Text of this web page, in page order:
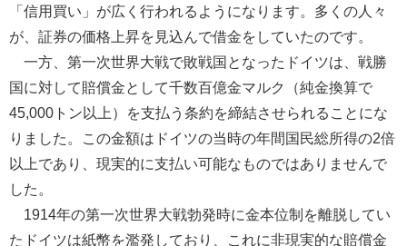
「信用買い」が広く行われるようになります。多くの人々
が、証券の価格上昇を見込んで借金をしていたのです。
一方、第一次世界大戦で敗戦国となったドイツは、戦勝
国に対して賠償金として千数百億金マルク（純金換算で
45,000トン以上）を支払う条約を締結させられることにな
りました。この金額はドイツの当時の年間国民総所得の2倍
以上であり、現実的に支払い可能なものではありませんで
した。
1914年の第一次世界大戦勃発時に金本位制を離脱してい
たドイツは紙幣を濫発しており、これに非現実的な賠償金